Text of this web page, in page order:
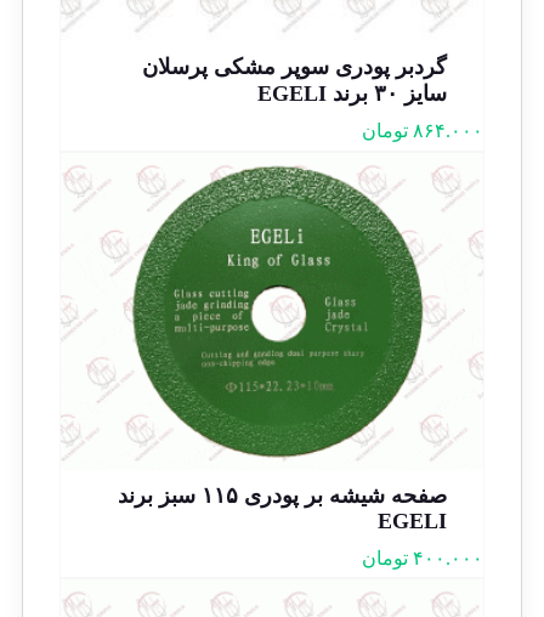
گردبر پودری سوپر مشکی پرسلان
سایز ۳۰ برند EGELI
۸۶۴.۰۰۰ تومان
صفحه شیشه بر پودری ۱۱۵ سبز برند
EGELI
۴۰۰.۰۰۰ تومان